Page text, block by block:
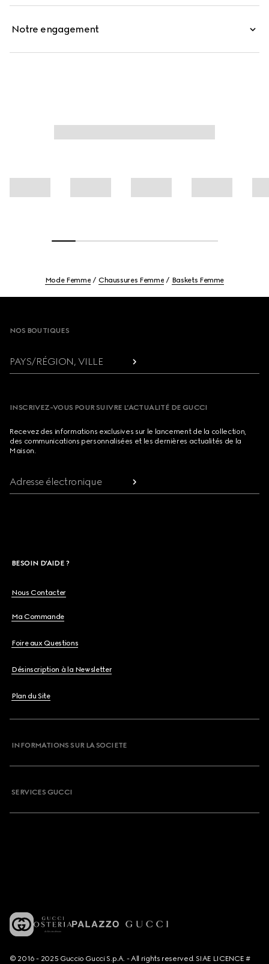
Notre engagement
Mode Femme Chaussures Femme Baskets Femme
NOS BOUTIQUES
PAYS/RÉGION, VILLE
INSCRIVEZ-VOUS POUR SUIVRE L’ACTUALITÉ DE GUCCI
Recevez des informations exclusives sur le lancement de la collection,
des communications personnalisées et les dernières actualités de la
Maison.
Adresse électronique
BESOIN D'AIDE ?
Nous Contacter
Ma Commande
Foire aux Questions
Désinscription à la Newsletter
Plan du Site
INFORMATIONS SUR LA SOCIETE
SERVICES GUCCI
© 2016 - 2025 Guccio Gucci S.p.A. - All rights reserved. SIAE LICENCE #